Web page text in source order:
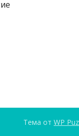
Тема от WP